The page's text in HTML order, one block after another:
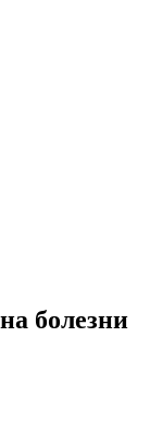
болезни